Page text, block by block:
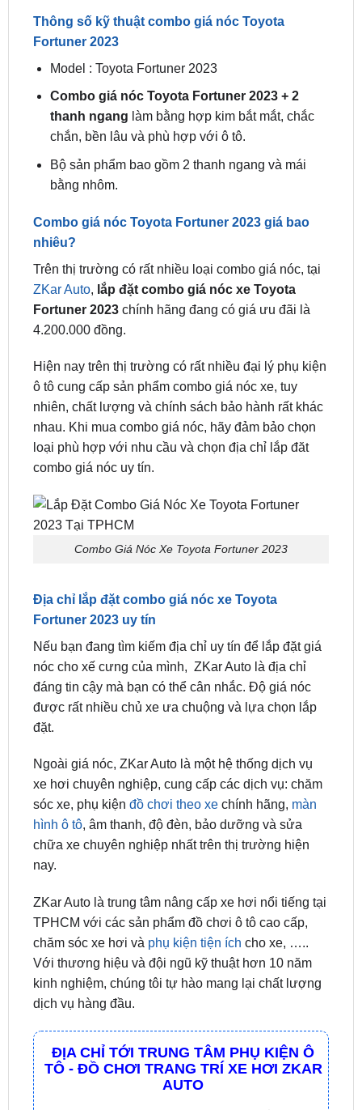
Model : Toyota Fortuner 2023
thanh nganglàm bằng hợp kim bắt mắt, chắc
chắn, bền lâu và phù hợp với ô tô.
Bộ sản phẩm bao gồm 2 thanh ngang và mái
bằng nhôm.
Combo giá nóc Toyota Fortuner 2023 giá bao
Trên thị trường có rất nhiều loại combo giá nóc, tại
ZKar Auto
Fortuner 2023 chính hãng đang có giá ưu đãi là
4.200.000 đồng.
Hiện nay trên thị trường có rất nhiều đại lý phụ kiện
nhiên, chất lượng và chính sách bảo hành rất khác
nhau. Khi mua combo giá nóc, hãy đảm bảo chọn
loại phù hợp với nhu cầu và chọn địa chỉ lắp đăt
combo giá nóc uy tín.
Combo Giá Nóc Xe Toyota Fortuner 2023
Địa chỉ lắp đặt combo giá nóc xe Toyota
Nếu bạn đang tìm kiếm địa chỉ uy tín để lắp đặt giá
nóc cho xế cưng của mình, ZKar Auto là địa chỉ
đáng tin cậy mà bạn có thể cân nhắc. Độ giá nóc
được rất nhiều chủ xe ưa chuộng và lựa chọn lắp
đặt.
Ngoài giá nóc, ZKar Auto là một hệ thống dịch vụ
sóc xe, phụ kiện đồ chơi theo xe chính hãng, màn
hình ô tô, âm thanh, độ đèn, bảo dưỡng và sửa
chữa xe chuyên nghiệp nhất trên thị trường hiện
nay.
ZKar Auto là trung tâm nâng cấp xe hơi nổi tiếng tại
chăm sóc xe hơi và phụ kiện tiện íchcho xe, …..
Với thương hiệu và đội ngũ kỹ thuật hơn 10 năm
kinh nghiệm, chúng tôi tự hào mang lại chất lượng
dịch vụ hàng đầu.
ĐỊA CHỈ TỚI TRUNG TÂM PHỤ KIỆN Ô
TÔ - ĐỒ CHƠI TRANG TRÍ XE HƠI ZKAR
☎Bấm vào để gọi Tổng Đài Hotline 1:☎ 0949 60
0987 801 029